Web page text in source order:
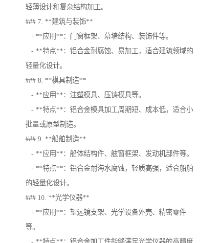
轻薄设计和复杂结构加工。
### 7. **建筑与装饰**
- **应用**：门窗框架、幕墙结构、装饰件等。
- **特点**：铝合金耐腐蚀、易加工，适合建筑领域的
轻量化设计。
### 8. **模具制造**
- **应用**：注塑模具、压铸模具等。
- **特点**：铝合金模具加工周期短、成本低，适合小
批量或原型制造。
### 9. **船舶制造**
- **应用**：船体结构件、舷窗框架、发动机部件等。
- **特点**：铝合金耐海水腐蚀，轻质高强，适合船舶
的轻量化设计。
### 10. **光学仪器**
- **应用**：望远镜支架、光学设备外壳、精密零件
等。